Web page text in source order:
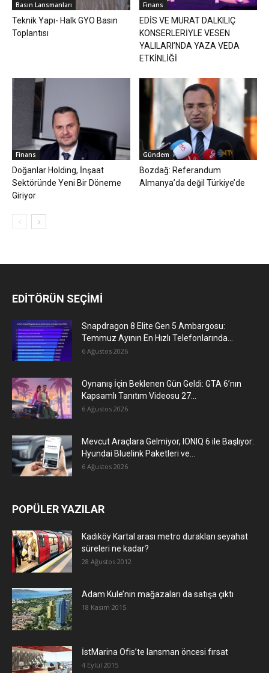
Basın Lansmanları
Teknik Yapı- Halk GYO Basın
Toplantısı
Finans
EDİS VE MURAT DALKILIÇ
KONSERLERİYLE VESEN
YALILARI’NDA YAZA VEDA
ETKİNLİĞİ
Finans
Doğanlar Holding, İnşaat
Sektöründe Yeni Bir Döneme
Giriyor
Gündem
Bozdağ: Referandum
Almanya’da değil Türkiye’de
EDİTÖRÜN SEÇİMİ
Snapdragon 8 Elite Gen 5 Ambargosu:
Temmuz Ayının En Hızlı Telefonlarında...
6 Ağustos 2026
Oynanış İçin Beklenen Gün Geldi: GTA 6’nın
Kapsamlı Tanıtım Videosu 27...
6 Ağustos 2026
Mevcut Araçlara Gelmiyor, IONIQ 6 ile Başlıyor:
Hyundai Bluelink Paketleri ve...
6 Ağustos 2026
POPÜLER YAZILAR
Kadıköy Kartal arası metro durakları seyahat
süreleri ne kadar?
28 Ağustos 2012
Adam Kule’nin mağazaları da satışa çıktı
18 Kasım 2015
İstMarina Ofis’te lansman öncesi fırsat
4 Eylül 2015